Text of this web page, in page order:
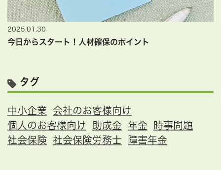
2025.01.30
今日からスタート！人材確保のポイント
タグ
中小企業
会社のお客様向け
個人のお客様向け
助成金 年金
時事問題
社会保険
社会保険労務士 障害年金